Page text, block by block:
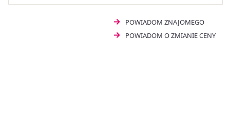
POWIADOM ZNAJOMEGO
POWIADOM O ZMIANIE CENY